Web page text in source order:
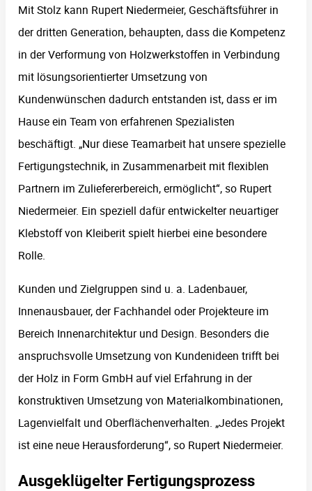
Mit Stolz kann Rupert Niedermeier, Geschäftsführer in
der dritten Generation, behaupten, dass die Kompetenz
in der Verformung von Holzwerkstoffen in Verbindung
mit lösungsorientierter Umsetzung von
Kundenwünschen dadurch entstanden ist, dass er im
Hause ein Team von erfahrenen Spezialisten
beschäftigt. „Nur diese Teamarbeit hat unsere spezielle
Fertigungstechnik, in Zusammenarbeit mit flexiblen
Partnern im Zuliefererbereich, ermöglicht“, so Rupert
Niedermeier. Ein speziell dafür entwickelter neuartiger
Klebstoff von Kleiberit spielt hierbei eine besondere
Rolle.
Kunden und Zielgruppen sind u. a. Ladenbauer,
Innenausbauer, der Fachhandel oder Projekteure im
Bereich Innenarchitektur und Design. Besonders die
anspruchsvolle Umsetzung von Kundenideen trifft bei
der Holz in Form GmbH auf viel Erfahrung in der
konstruktiven Umsetzung von Materialkombinationen,
Lagenvielfalt und Oberflächenverhalten. „Jedes Projekt
ist eine neue Herausforderung“, so Rupert Niedermeier.
Ausgeklügelter Fertigungsprozess